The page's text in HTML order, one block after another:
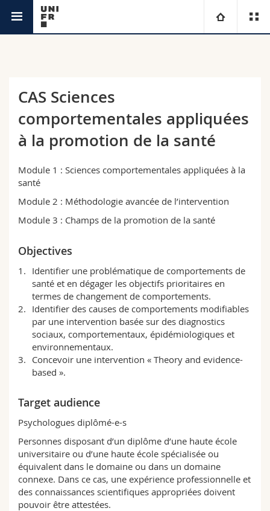
Campus
Research
University
Theology
Law
Management, Economics and Social sciences
Education
Science and Medicine
Interfaculty
You are
Prospective students
Students
Medias
Researchers
Employees
PhD students
Ressources
Directory
Maps/Orientation
Libraries
Webmail
Course catalogue
MyUnifr
CAS Sciences
comportementales appliquées
à la promotion de la santé
Module 1 : Sciences comportementales appliquées à la
santé
Module 2 : Méthodologie avancée de l’intervention
Module 3 : Champs de la promotion de la santé
Objectives
Identifier une problématique de comportements de
santé et en dégager les objectifs prioritaires en
termes de changement de comportements.
Identifier des causes de comportements modifiables
par une intervention basée sur des diagnostics
sociaux, comportementaux, épidémiologiques et
environnementaux.
Concevoir une intervention « Theory and evidence-
based ».
Target audience
Psychologues diplômé-e-s
Personnes disposant d’un diplôme d’une haute école
universitaire ou d’une haute école spécialisée ou
équivalent dans le domaine ou dans un domaine
connexe. Dans ce cas, une expérience professionnelle et
des connaissances scientifiques appropriées doivent
pouvoir être attestées.